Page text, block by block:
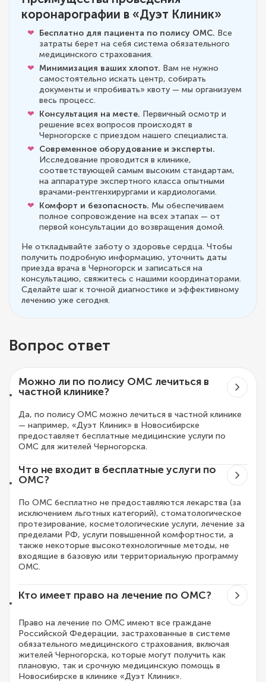
коронарографии в «Дуэт Клиник»
Бесплатно для пациента по полису ОМС. Все
затраты берет на себя система обязательного
медицинского страхования.
Минимизация ваших хлопот. Вам не нужно
самостоятельно искать центр, собирать
документы и «пробивать» квоту — мы организуем
весь процесс.
Консультация на месте. Первичный осмотр и
решение всех вопросов происходят в
Черногорске с приездом нашего специалиста.
Современное оборудование и эксперты.
Исследование проводится в клинике,
соответствующей самым высоким стандартам,
на аппаратуре экспертного класса опытными
врачами-рентгенхирургами и кардиологами.
Комфорт и безопасность. Мы обеспечиваем
полное сопровождение на всех этапах — от
первой консультации до возвращения домой.
Не откладывайте заботу о здоровье сердца. Чтобы
получить подробную информацию, уточнить даты
приезда врача в Черногорск и записаться на
консультацию, свяжитесь с нашими координаторами.
Сделайте шаг к точной диагностике и эффективному
лечению уже сегодня.
Вопрос ответ
Можно ли по полису ОМС лечиться в
частной клинике?
Да, по полису ОМС можно лечиться в частной клинике
— например, «Дуэт Клиник» в Новосибирске
предоставляет бесплатные медицинские услуги по
ОМС для жителей Черногорска.
Что не входит в бесплатные услуги по
ОМС?
По ОМС бесплатно не предоставляются лекарства (за
исключением льготных категорий), стоматологическое
протезирование, косметологические услуги, лечение за
пределами РФ, услуги повышенной комфортности, а
также некоторые высокотехнологичные методы, не
входящие в базовую или территориальную программу
ОМС.
Кто имеет право на лечение по ОМС?
Право на лечение по ОМС имеют все граждане
Российской Федерации, застрахованные в системе
обязательного медицинского страхования, включая
жителей Черногорска, которые могут получить как
плановую, так и срочную медицинскую помощь в
Новосибирске в клинике «Дуэт Клиник».